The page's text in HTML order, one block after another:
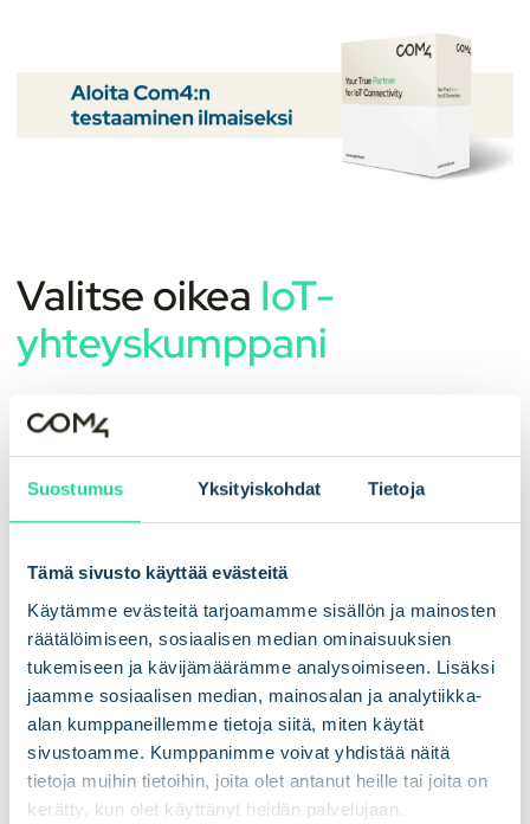
Suostumus Yksityiskohdat Tietoja
Tämä sivusto käyttää evästeitä
Käytämme evästeitä tarjoamamme sisällön ja mainosten
räätälöimiseen, sosiaalisen median ominaisuuksien
tukemiseen ja kävijämäärämme analysoimiseen. Lisäksi
jaamme sosiaalisen median, mainosalan ja analytiikka-
alan kumppaneillemme tietoja siitä, miten käytät
sivustoamme. Kumppanimme voivat yhdistää näitä
tietoja muihin tietoihin, joita olet antanut heille tai joita on
kerätty, kun olet käyttänyt heidän palvelujaan.
Valitse oikea IoT-
yhteyskumppani
tulisi odottaa M2M-palveluntarjoajalta.
Kattava tarkistuslista, joka auttaa sinua
palveluntarjoajan:
✓Maksimoi kattavuusja globaali läsnäolo useiden
operaattoreiden kanssa.
✓ Varmista, että laitteesi liittyvät aina parhaaseen verkkoon
ilman häiriöitä.
✓ Suojaa tietovirtasi yksityiselläAPN:llä ja VPN:lläturvallista
siirtoa varten.